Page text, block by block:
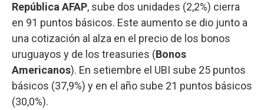
República AFAP, sube dos unidades (2,2%) cierra
en 91 puntos básicos. Este aumento se dio junto a
una cotización al alza en el precio de los bonos
uruguayos y de los treasuries (Bonos
Americanos). En setiembre el UBI sube 25 puntos
básicos (37,9%) y en el año sube 21 puntos básicos
(30,0%).